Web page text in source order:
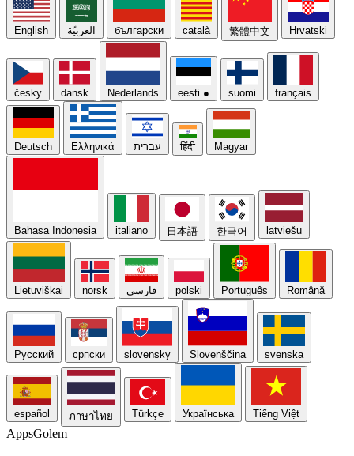
English العربيّة български català 繁體中文 Hrvatski
česky dansk Nederlands eesti ● suomi français
Deutsch Ελληνικά עברית हिंदी Magyar
Bahasa Indonesia italiano 日本語 한국어 latviešu
Lietuviškai norsk فارسی polski Português Română
Русский српски slovensky Slovenščina svenska
español ภาษาไทย Türkçe Українська Tiếng Việt
AppsGolem